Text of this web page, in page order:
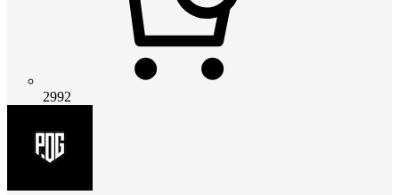
2992